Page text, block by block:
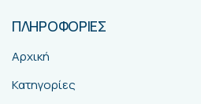
ΠΛΗΡΟΦΟΡΙΕΣ
Αρχική
Κατηγορίες